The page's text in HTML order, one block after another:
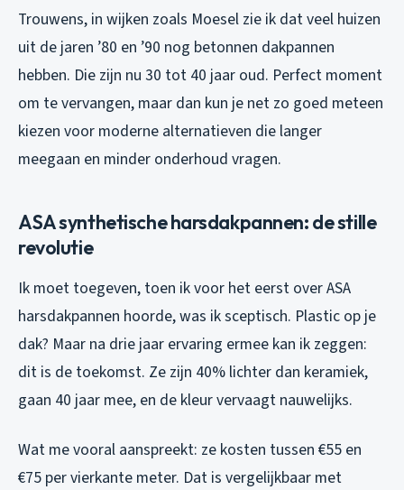
Trouwens, in wijken zoals Moesel zie ik dat veel huizen
uit de jaren ’80 en ’90 nog betonnen dakpannen
hebben. Die zijn nu 30 tot 40 jaar oud. Perfect moment
om te vervangen, maar dan kun je net zo goed meteen
kiezen voor moderne alternatieven die langer
meegaan en minder onderhoud vragen.
ASA synthetische harsdakpannen: de stille
revolutie
Ik moet toegeven, toen ik voor het eerst over ASA
harsdakpannen hoorde, was ik sceptisch. Plastic op je
dak? Maar na drie jaar ervaring ermee kan ik zeggen:
dit is de toekomst. Ze zijn 40% lichter dan keramiek,
gaan 40 jaar mee, en de kleur vervaagt nauwelijks.
Wat me vooral aanspreekt: ze kosten tussen €55 en
€75 per vierkante meter. Dat is vergelijkbaar met